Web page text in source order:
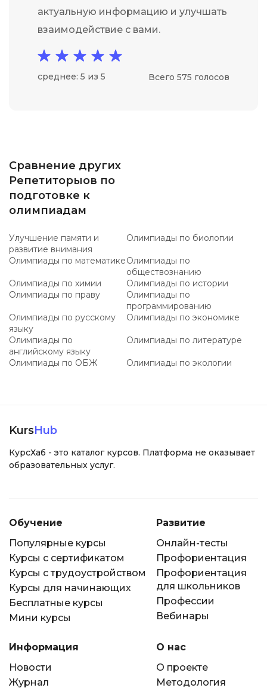
актуальную информацию и улучшать
взаимодействие с вами.
среднее: 5 из 5 Всего 575 голосов
Сравнение других
Репетиторыов по
подготовке к
олимпиадам
Улучшение памяти и
развитие внимания
Олимпиады по биологии
Олимпиады по математикеОлимпиады по
обществознанию
Олимпиады по химии
Олимпиады по истории
Олимпиады по праву
Олимпиады по
программированию
Олимпиады по русскому
языку
Олимпиады по экономике
Олимпиады по
английскому языку
Олимпиады по литературе
Олимпиады по ОБЖ Олимпиады по экологии
KursHub
КурсХаб - это каталог курсов. Платформа не оказывает
образовательных услуг.
Обучение
Популярные курсы
Курсы с сертификатом
Курсы с трудоустройством
Курсы для начинающих
Бесплатные курсы
Мини курсы
Развитие
Онлайн-тесты
Профориентация
Профориентация
для школьников
Профессии
Вебинары
Информация
Новости
Журнал
О нас
О проекте
Методология